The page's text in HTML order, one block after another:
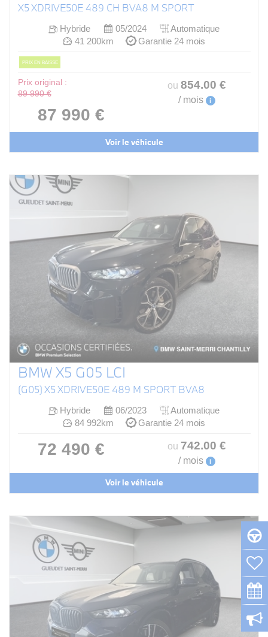
X5 XDRIVE50E 489 CH BVA8 M SPORT
Hybride 05/2024
Automatique
41 200km
Garantie 24 mois
PRIX EN BAISSE
Prix original :
89 990 €
87 990 €
ou 854.00 €
/ mois i
Voir le véhicule
BMW X5 G05 LCI
(G05) X5 XDRIVE50E 489 M SPORT BVA8
Hybride 06/2023
Automatique
84 992km
Garantie 24 mois
72 490 € ou 742.00 €
/ mois i
Voir le véhicule